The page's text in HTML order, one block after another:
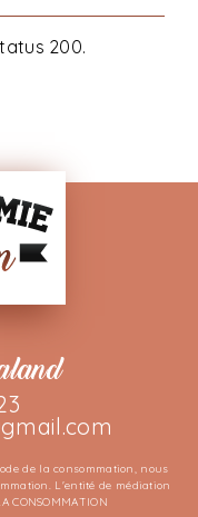
200.
de la consommation, nous
L'entité de médiation
CONSOMMATION